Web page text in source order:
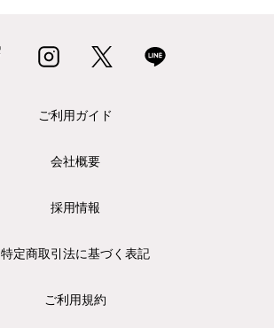
ご利用ガイド
会社概要
採用情報
特定商取引法に基づく表記
ご利用規約